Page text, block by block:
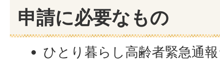
申請に必要なもの
ひとり暮らし高齢者緊急通